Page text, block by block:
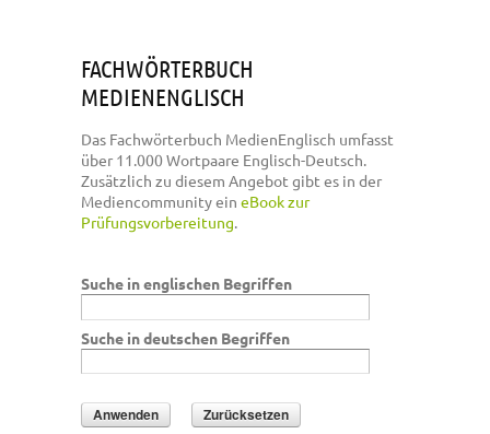
FACHWÖRTERBUCH
MEDIENENGLISCH
Das Fachwörterbuch MedienEnglisch umfasst
über 11.000 Wortpaare Englisch-Deutsch.
Zusätzlich zu diesem Angebot gibt es in der
Mediencommunity ein eBook zur
Prüfungsvorbereitung.
Suche in englischen Begriffen
Suche in deutschen Begriffen